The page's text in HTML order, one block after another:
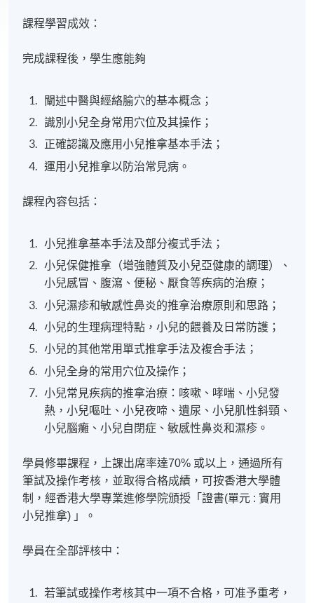
課程學習成效：
完成課程後，學生應能夠
闡述中醫與經絡腧穴的基本概念；
識別小兒全身常用穴位及其操作；
正確認識及應用小兒推拿基本手法；
運用小兒推拿以防治常見病。
課程內容包括 ：
小兒推拿基本手法及部分複式手法；
小兒保健推拿（增強體質及小兒亞健康的調理）、
小兒感冒、腹瀉、便秘、厭食等疾病的治療；
小兒濕疹和敏感性鼻炎的推拿治療原則和思路；
小兒的生理病理特點，小兒的餵養及日常防護；
小兒的其他常用單式推拿手法及複合手法；
小兒全身的常用穴位及操作；
小兒常見疾病的推拿治療：咳嗽、哮喘、小兒發
熱，小兒嘔吐、小兒夜啼、遺尿、小兒肌性斜頸、
小兒腦癱、小兒自閉症、敏感性鼻炎和濕疹。
學員修畢課程，上課出席率達70% 或以上，通過所有
筆試及操作考核，並取得合格成績，可按香港大學體
制，經香港大學專業進修學院頒授「證書(單元 : 實用
小兒推拿) 」。
學員在全部評核中：
若筆試或操作考核其中一項不合格，可准予重考，